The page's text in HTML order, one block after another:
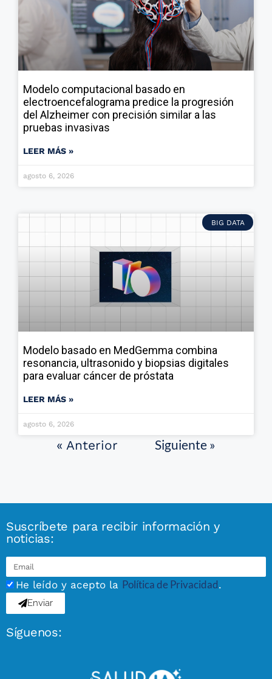
Modelo computacional basado en
electroencefalograma predice la progresión
del Alzheimer con precisión similar a las
pruebas invasivas
LEER MÁS »
agosto 6, 2026
BIG DATA
Modelo basado en MedGemma combina
resonancia, ultrasonido y biopsias digitales
para evaluar cáncer de próstata
LEER MÁS »
agosto 6, 2026
« Anterior Siguiente »
Suscríbete para recibir información y
noticias:
He leído y acepto la Política de Privacidad.
Enviar
Síguenos: